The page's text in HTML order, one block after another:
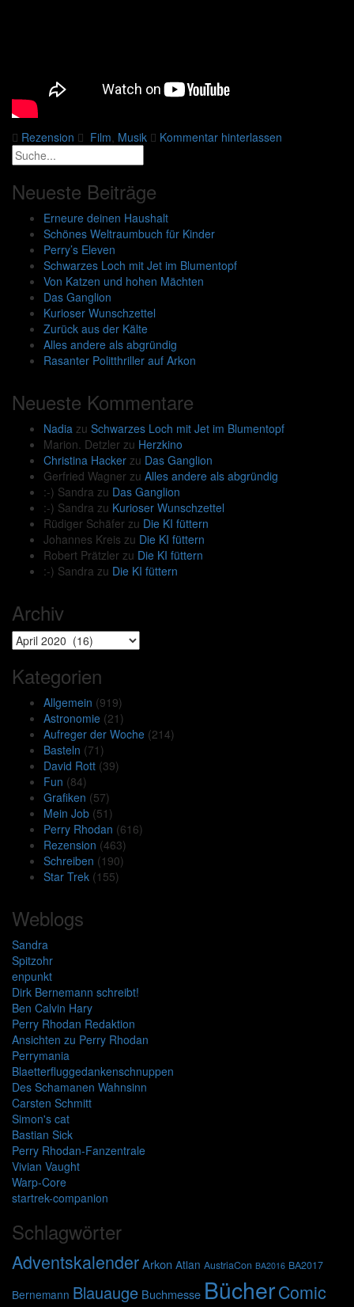
Rezension Film, Musik Kommentar hinterlassen
Neueste Beiträge
Erneure deinen Haushalt
Schönes Weltraumbuch für Kinder
Perry’s Eleven
Schwarzes Loch mit Jet im Blumentopf
Von Katzen und hohen Mächten
Das Ganglion
Kurioser Wunschzettel
Zurück aus der Kälte
Alles andere als abgründig
Rasanter Politthriller auf Arkon
Neueste Kommentare
Nadia zu Schwarzes Loch mit Jet im Blumentopf
Marion. Detzler zu Herzkino
Christina Hacker zu Das Ganglion
Gerfried Wagner zu Alles andere als abgründig
:-) Sandra zu Das Ganglion
:-) Sandra zu Kurioser Wunschzettel
Rüdiger Schäfer zu Die KI füttern
Johannes Kreis zu Die KI füttern
Robert Prätzler zu Die KI füttern
:-) Sandra zu Die KI füttern
Archiv
Archiv
Kategorien
Allgemein (919)
Astronomie (21)
Aufreger der Woche (214)
Basteln (71)
David Rott (39)
Fun (84)
Grafiken (57)
Mein Job (51)
Perry Rhodan (616)
Rezension (463)
Schreiben (190)
Star Trek (155)
Weblogs
Sandra
Spitzohr
enpunkt
Dirk Bernemann schreibt!
Ben Calvin Hary
Perry Rhodan Redaktion
Ansichten zu Perry Rhodan
Perrymania
Blaetterfluggedankenschnuppen
Des Schamanen Wahnsinn
Carsten Schmitt
Simon's cat
Bastian Sick
Perry Rhodan-Fanzentrale
Vivian Vaught
Warp-Core
startrek-companion
Schlagwörter
AdventskalenderArkon Atlan AustriaCon BA2016 BA2017
Bernemann Blauauge Buchmesse BücherComic